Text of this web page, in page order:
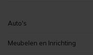
Auto's
volkswagen
Meubelen en Inrichting